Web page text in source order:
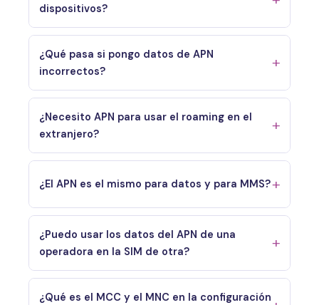
dispositivos?
¿Qué pasa si pongo datos de APN
incorrectos?
¿Necesito APN para usar el roaming en el
extranjero?
¿El APN es el mismo para datos y para MMS?
¿Puedo usar los datos del APN de una
operadora en la SIM de otra?
¿Qué es el MCC y el MNC en la configuración